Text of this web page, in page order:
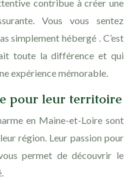
contribue à créer une
Vous vous sentez
simplement hébergé . C’est
toute la différence et qui
expérience mémorable.
pour leur territoire
en Maine-et-Loire sont
région. Leur passion pour
permet de découvrir le